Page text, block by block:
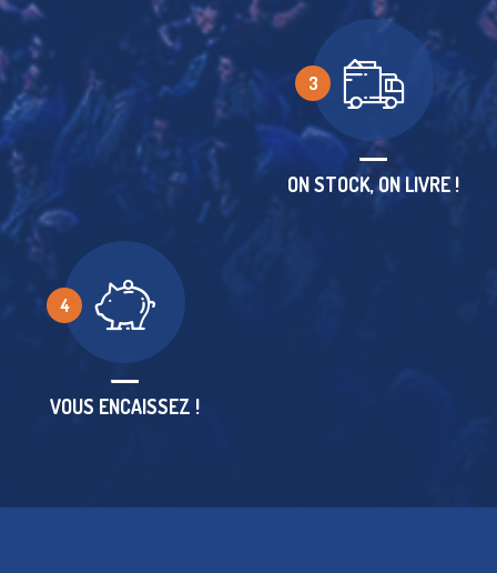
3
ON STOCK, ON LIVRE !
4
VOUS ENCAISSEZ !